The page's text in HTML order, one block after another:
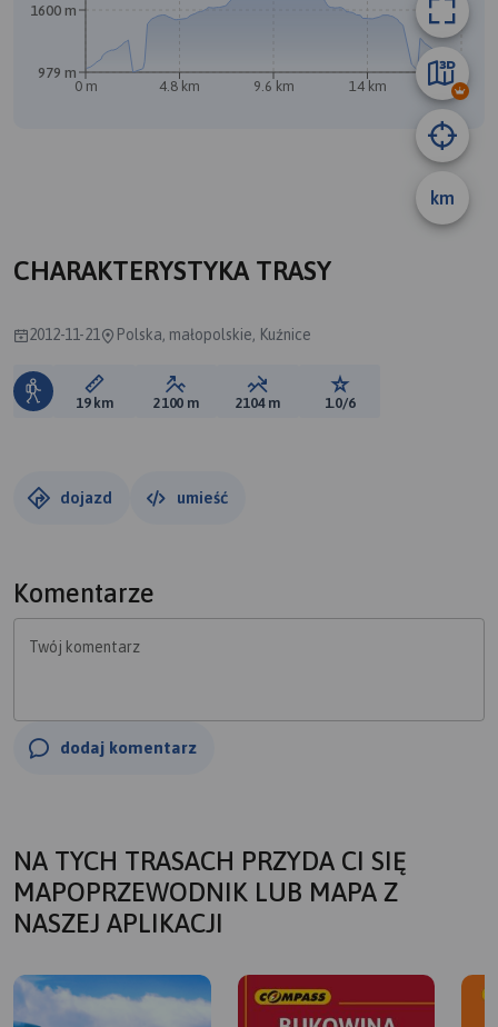
km
0 m 4.8 km 9.6 km 14 km 19 km
979 m
1600 m
CHARAKTERYSTYKA TRASY
2012-11-21 Polska, małopolskie, Kuźnice
Długość trasy:
19 km Suma przewyższeń:
2100 m Suma spadków:
2104 m Ocena trasy:
1.0/6
dojazd umieść
Komentarze
Twój komentarz
dodaj komentarz
NA TYCH TRASACH PRZYDA CI SIĘ
MAPOPRZEWODNIK LUB MAPA Z
NASZEJ APLIKACJI